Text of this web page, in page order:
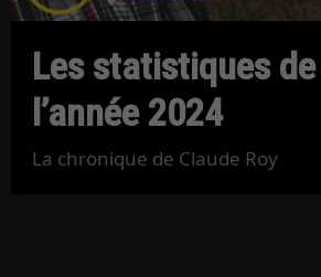
Les statistiques
l’année 2024
La chronique de Claude Roy